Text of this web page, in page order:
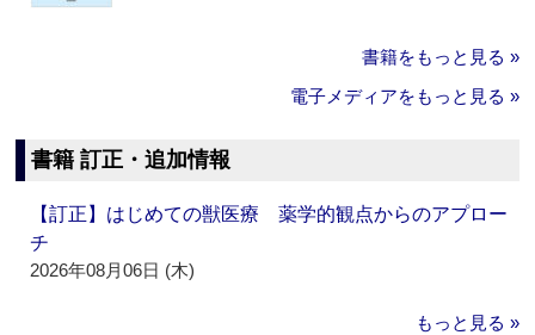
書籍をもっと見る »
電子メディアをもっと見る »
書籍 訂正・追加情報
【訂正】はじめての獣医療 薬学的観点からのアプロー
チ
2026年08月06日 (木)
もっと見る »